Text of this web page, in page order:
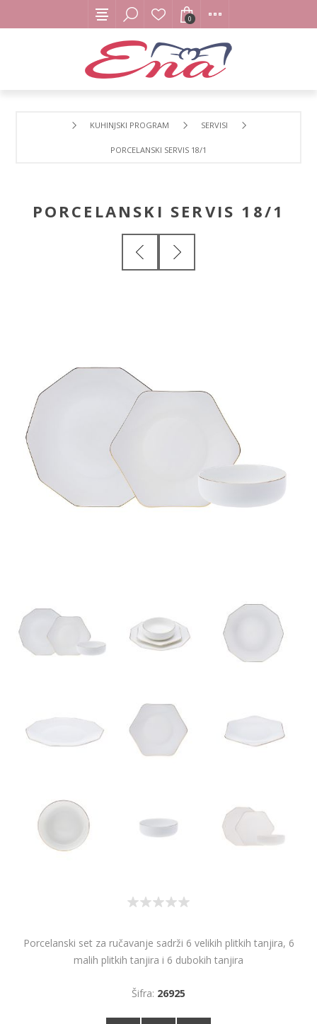
0
KUHINJSKI PROGRAM SERVISI
PORCELANSKI SERVIS 18/1
PORCELANSKI SERVIS 18/1
Porcelanski set za ručavanje sadrži 6 velikih plitkih tanjira, 6
malih plitkih tanjira i 6 dubokih tanjira
Šifra: 26925